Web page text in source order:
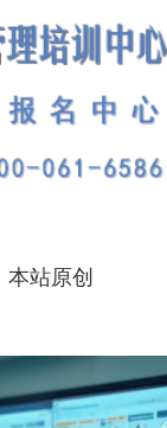
本站原创